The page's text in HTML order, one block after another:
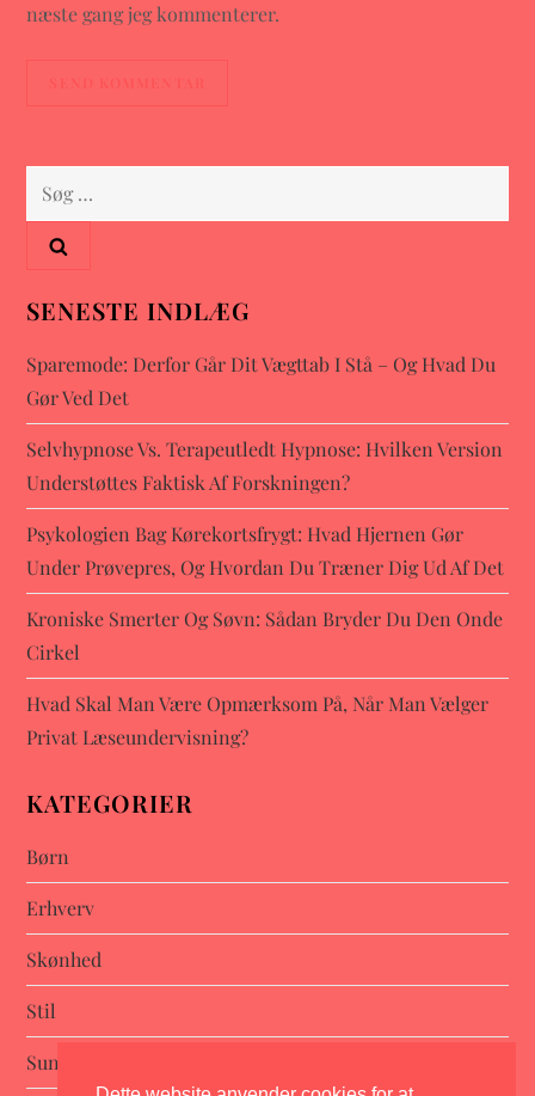
næste gang jeg kommenterer.
Søg
SENESTE INDLÆG
Sparemode: Derfor Går Dit Vægttab I Stå – Og Hvad Du
Gør Ved Det
Selvhypnose Vs. Terapeutledt Hypnose: Hvilken Version
Understøttes Faktisk Af Forskningen?
Psykologien Bag Kørekortsfrygt: Hvad Hjernen Gør
Under Prøvepres, Og Hvordan Du Træner Dig Ud Af Det
Kroniske Smerter Og Søvn: Sådan Bryder Du Den Onde
Cirkel
Hvad Skal Man Være Opmærksom På, Når Man Vælger
Privat Læseundervisning?
KATEGORIER
Børn
Erhverv
Skønhed
Stil
Sundhed